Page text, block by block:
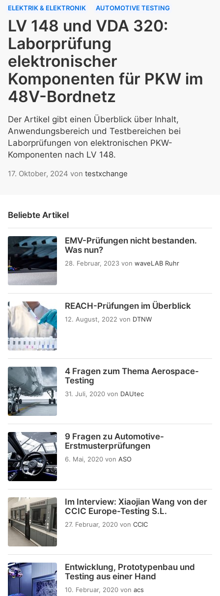
ELEKTRIK & ELEKTRONIK AUTOMOTIVE TESTING
LV 148 und VDA 320:
Laborprüfung
elektronischer
Komponenten für PKW im
48V-Bordnetz
Der Artikel gibt einen Überblick über Inhalt,
Anwendungsbereich und Testbereichen bei
Laborprüfungen von elektronischen PKW-
Komponenten nach LV 148.
17. Oktober, 2024 von testxchange
Beliebte Artikel
EMV-Prüfungen nicht bestanden.
Was nun?
28. Februar, 2023 von waveLAB Ruhr
REACH-Prüfungen im Überblick
12. August, 2022 von DTNW
4 Fragen zum Thema Aerospace-
Testing
31. Juli, 2020 von DAUtec
9 Fragen zu Automotive-
Erstmusterprüfungen
6. Mai, 2020 von ASO
Im Interview: Xiaojian Wang von der
CCIC Europe-Testing S.L.
27. Februar, 2020 von CCIC
Entwicklung, Prototypenbau und
Testing aus einer Hand
10. Februar, 2020 von acs